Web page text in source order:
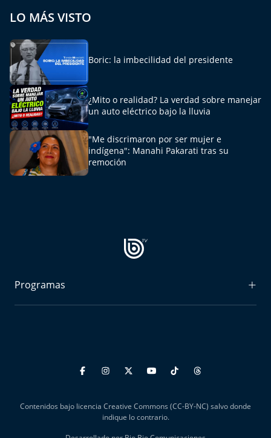
Chiche cuadra y su parrilla
Motorfem
Agenda Propia
Chile, Historia de 30 años
Carrera a La Moneda
Aquí Estamos
Punto de Encuentro
LO MÁS VISTO
Boric: la imbecilidad del presidente
¿Mito o realidad? La verdad sobre manejar
un auto eléctrico bajo la lluvia
"Me discrimaron por ser mujer e
indígena": Manahi Pakarati tras su
remoción
Programas
Podría Ser Peor
Entrevistas BioBioTV
Contenidos bajo licencia Creative Commons (CC-BY-NC) salvo donde
indique lo contrario.